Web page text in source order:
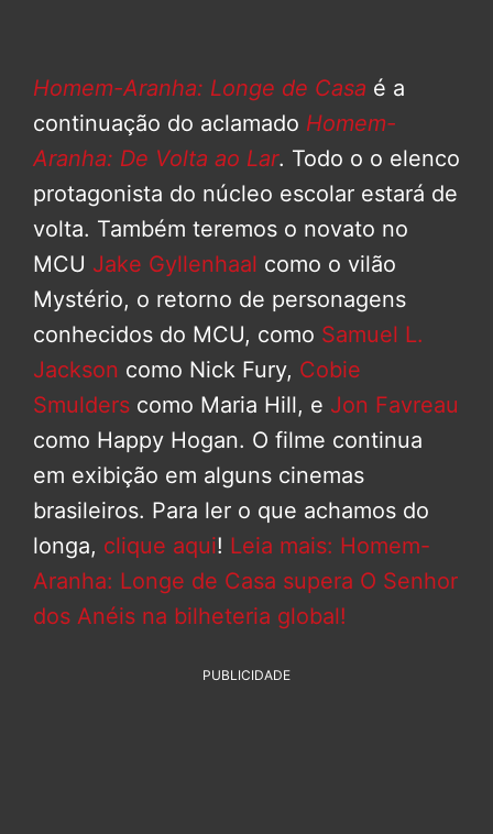
Homem-Aranha: Longe de Casa é a
continuação do aclamado Homem-
Aranha: De Volta ao Lar. Todo o o elenco
protagonista do núcleo escolar estará de
volta. Também teremos o novato no
MCU Jake Gyllenhaal como o vilão
Mystério, o retorno de personagens
conhecidos do MCU, como Samuel L.
Jackson como Nick Fury, Cobie
Smulders como Maria Hill, e Jon Favreau
como Happy Hogan. O filme continua
em exibição em alguns cinemas
brasileiros. Para ler o que achamos do
longa, clique aqui! Leia mais: Homem-
Aranha: Longe de Casa supera O Senhor
dos Anéis na bilheteria global!
PUBLICIDADE